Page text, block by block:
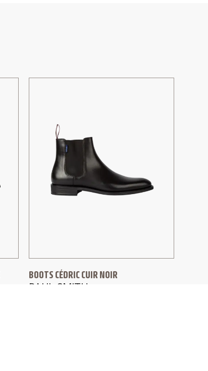
BOOTS CÉDRIC CUIR NOIR